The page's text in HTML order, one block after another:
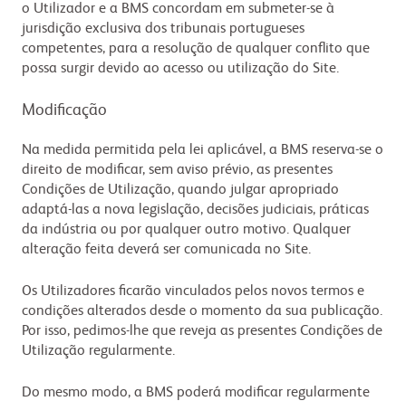
o Utilizador e a BMS concordam em submeter-se à
jurisdição exclusiva dos tribunais portugueses
competentes, para a resolução de qualquer conflito que
possa surgir devido ao acesso ou utilização do Site.
Modificação
Na medida permitida pela lei aplicável, a BMS reserva-se o
direito de modificar, sem aviso prévio, as presentes
Condições de Utilização, quando julgar apropriado
adaptá-las a nova legislação, decisões judiciais, práticas
da indústria ou por qualquer outro motivo. Qualquer
alteração feita deverá ser comunicada no Site.
Os Utilizadores ficarão vinculados pelos novos termos e
condições alterados desde o momento da sua publicação.
Por isso, pedimos-lhe que reveja as presentes Condições de
Utilização regularmente.
Do mesmo modo, a BMS poderá modificar regularmente